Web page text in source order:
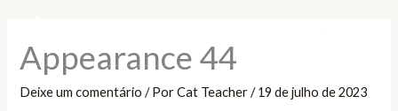
Appearance 44
Deixe um comentário / PorCat Teacher/19 de julho de 2023